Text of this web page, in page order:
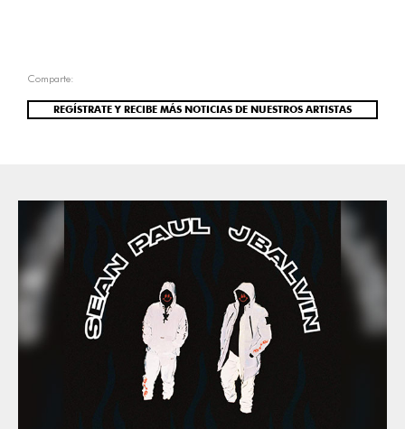
Comparte:
REGÍSTRATE Y RECIBE MÁS NOTICIAS DE NUESTROS ARTISTAS